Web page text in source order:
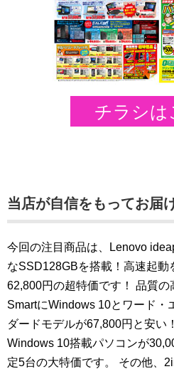
チラシは
当店が自信をもってお届
今回の注目商品は、Lenovo
なSSD128GBを搭載！高速起
62,800円の超特価です！
品質の
SmartにWindows 10とワード・
ダードモデルが67,800円と安い！
Windows 10搭載パソコンが
定5台の大特価です。
その他、